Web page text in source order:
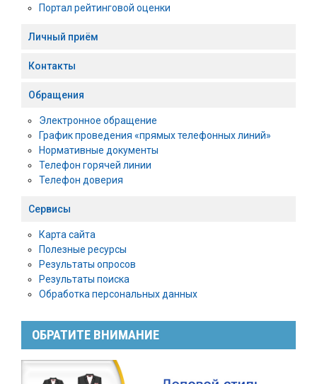
Портал рейтинговой оценки
Личный приём
Контакты
Обращения
Электронное обращение
График проведения «прямых телефонных линий»
Нормативные документы
Телефон горячей линии
Телефон доверия
Сервисы
Карта сайта
Полезные ресурсы
Результаты опросов
Результаты поиска
Обработка персональных данных
ОБРАТИТЕ ВНИМАНИЕ